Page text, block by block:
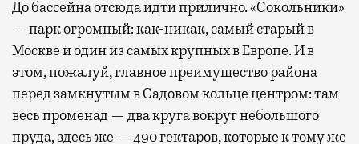
До бассейна отсюда идти прилично. «Сокольники»
— парк огромный: как-никак, самый старый в
Москве и один из самых крупных в Европе. И в
этом, пожалуй, главное преимущество района
перед замкнутым в Садовом кольце центром: там
весь променад — два круга вокруг небольшого
пруда, здесь же — 490 гектаров, которые к тому же